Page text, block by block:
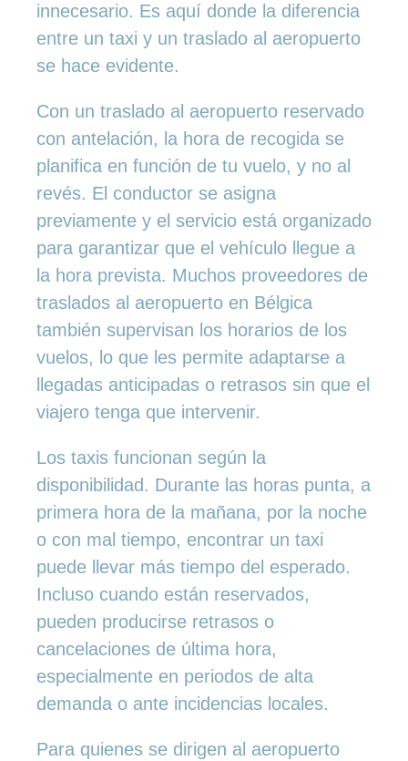
innecesario. Es aquí donde la diferencia
entre un taxi y un traslado al aeropuerto
se hace evidente.
Con un traslado al aeropuerto reservado
con antelación, la hora de recogida se
planifica en función de tu vuelo, y no al
revés. El conductor se asigna
previamente y el servicio está organizado
para garantizar que el vehículo llegue a
la hora prevista. Muchos proveedores de
traslados al aeropuerto en Bélgica
también supervisan los horarios de los
vuelos, lo que les permite adaptarse a
llegadas anticipadas o retrasos sin que el
viajero tenga que intervenir.
Los taxis funcionan según la
disponibilidad. Durante las horas punta, a
primera hora de la mañana, por la noche
o con mal tiempo, encontrar un taxi
puede llevar más tiempo del esperado.
Incluso cuando están reservados,
pueden producirse retrasos o
cancelaciones de última hora,
especialmente en periodos de alta
demanda o ante incidencias locales.
Para quienes se dirigen al aeropuerto